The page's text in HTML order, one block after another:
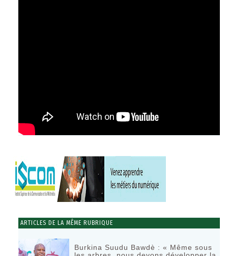
ARTICLES DE LA MÊME RUBRIQUE
Burkina Suudu Bawdè : « Même sous